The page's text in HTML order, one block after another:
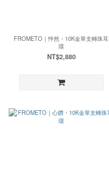
FROMETO｜怦然・10K金單支轉珠耳
環
NT$2,880